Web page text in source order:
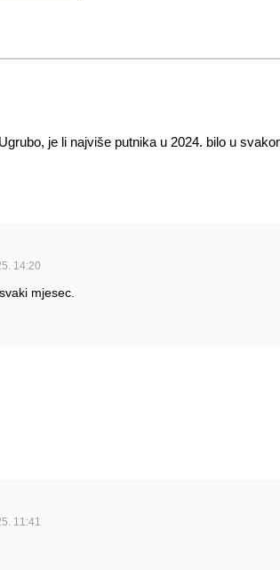
je li najviše putnika u 2024. bilo u
14:20
mjesec.
11:41